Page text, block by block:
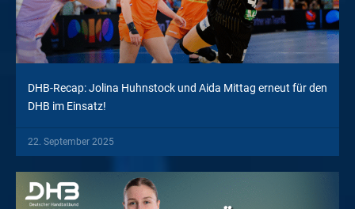
DHB-Recap: Jolina Huhnstock und Aida Mittag erneut für den
DHB im Einsatz!
22. September 2025